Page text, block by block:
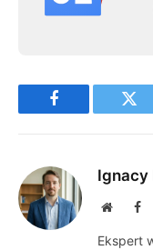
Facebook
Ignacy
Website
Ekspert